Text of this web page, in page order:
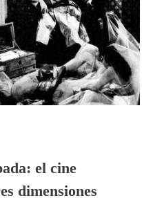
el cine
dimensiones